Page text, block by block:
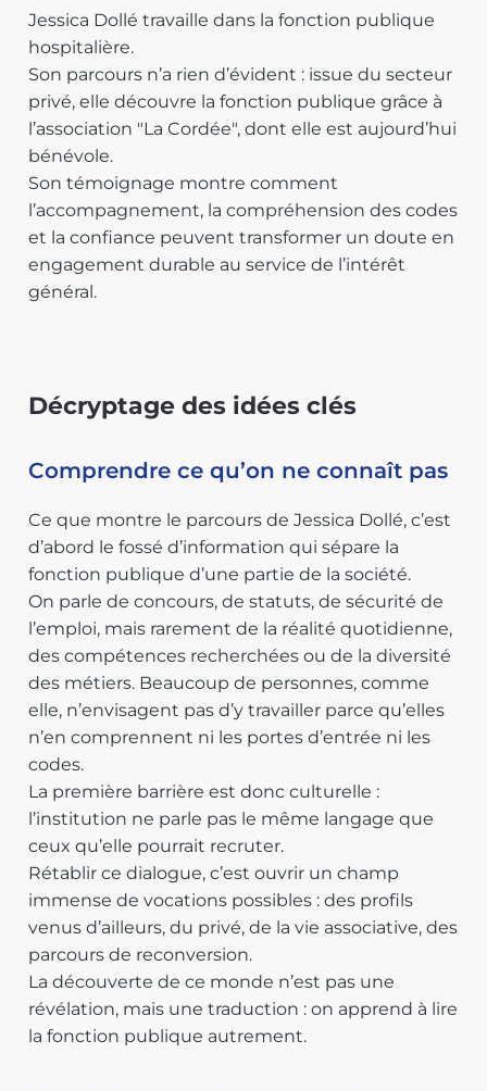
Jessica Dollé travaille dans la fonction publique
hospitalière.
Son parcours n’a rien d’évident : issue du secteur
privé, elle découvre la fonction publique grâce à
l’association "La Cordée", dont elle est aujourd’hui
bénévole.
Son témoignage montre comment
l’accompagnement, la compréhension des codes
et la confiance peuvent transformer un doute en
engagement durable au service de l’intérêt
général.
Décryptage des idées clés
Comprendre ce qu’on ne connaît pas
Ce que montre le parcours de Jessica Dollé, c’est
d’abord le fossé d’information qui sépare la
fonction publique d’une partie de la société.
On parle de concours, de statuts, de sécurité de
l’emploi, mais rarement de la réalité quotidienne,
des compétences recherchées ou de la diversité
des métiers. Beaucoup de personnes, comme
elle, n’envisagent pas d’y travailler parce qu’elles
n’en comprennent ni les portes d’entrée ni les
codes.
La première barrière est donc culturelle :
l’institution ne parle pas le même langage que
ceux qu’elle pourrait recruter.
Rétablir ce dialogue, c’est ouvrir un champ
immense de vocations possibles : des profils
venus d’ailleurs, du privé, de la vie associative, des
parcours de reconversion.
La découverte de ce monde n’est pas une
révélation, mais une traduction : on apprend à lire
la fonction publique autrement.